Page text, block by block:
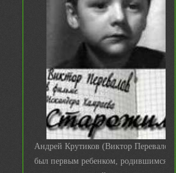
Андрей Крутиков (Виктор Перевалов)
был первым ребенком, родившимся в